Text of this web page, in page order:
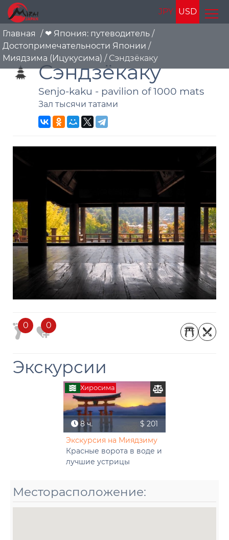
JPY USD
Главная / ❤ Япония: путеводитель /
Достопримечательности Японии /
Миядзима (Ицукусима) / Сэндзёкаку
Сэндзёкаку
Senjo-kaku - pavilion of 1000 mats
Зал тысячи татами
0 0
Экскурсии
Хиросима
8 ч.
$ 201
Экскурсия на Миядзиму
Красные ворота в воде и
лучшие устрицы
Месторасположение: